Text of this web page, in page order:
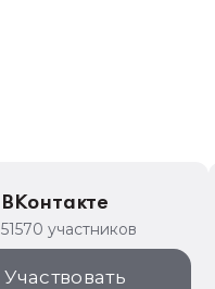
ВКонтакте
51570 участников
Участвовать